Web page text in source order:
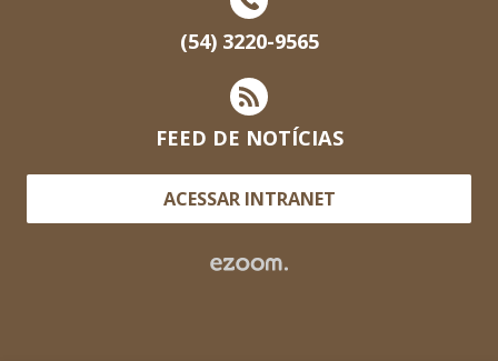
(54) 3220-9565
FEED DE NOTÍCIAS
ACESSAR INTRANET